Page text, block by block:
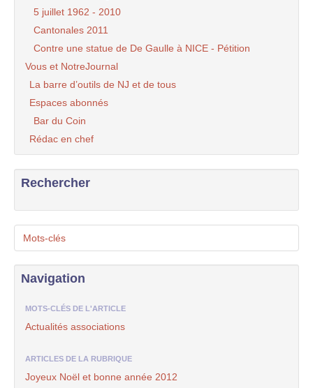
5 juillet 1962 - 2010
Cantonales 2011
Contre une statue de De Gaulle à NICE - Pétition
Vous et NotreJournal
La barre d’outils de NJ et de tous
Espaces abonnés
Bar du Coin
Rédac en chef
Rechercher
Mots-clés
Navigation
MOTS-CLÉS DE L'ARTICLE
Actualités associations
ARTICLES DE LA RUBRIQUE
Joyeux Noël et bonne année 2012